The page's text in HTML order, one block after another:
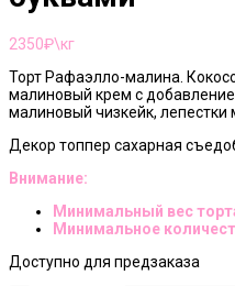
2350₽\кг
Торт Рафаэлло-малина.
малиновый крем с
малиновый чизкейк,
Декор топпер сахарная
Внимание:
Минимальный вес
Минимальное
Доступно для предзаказа